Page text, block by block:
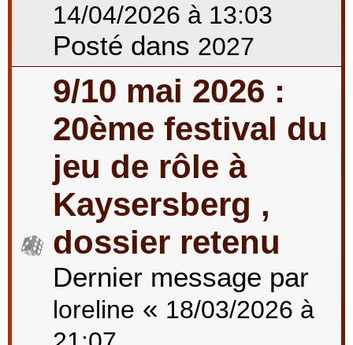
14/04/2026 à 13:03
Posté dans 2027
9/10 mai 2026 :
20ème festival du
jeu de rôle à
Kaysersberg ,
dossier retenu
Dernier message par
loreline « 18/03/2026 à